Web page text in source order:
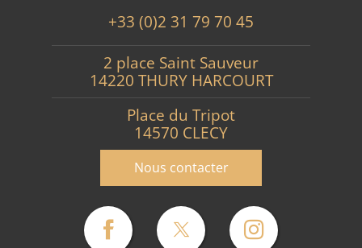
+33 (0)2 31 79 70 45
2 place Saint Sauveur
14220 THURY HARCOURT
Place du Tripot
14570 CLECY
Nous contacter